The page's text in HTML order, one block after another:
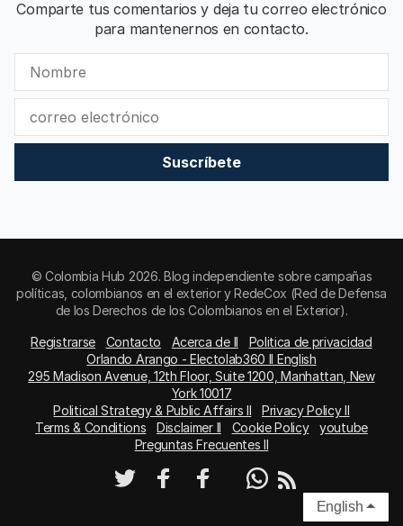
English
Comparte tus comentarios y deja tu correo electrónico
para mantenernos en contacto.
Suscríbete
© Colombia Hub 2026. Blog independiente sobre campañas
políticas, colombianos en el exterior y RedeCox (Red de Defensa
de los Derechos de los Colombianos en el Exterior).
Registrarse Contacto Acerca de II
Politica de privacidad
Orlando Arango - Electolab360 II English
295 Madison Avenue, 12th Floor, Suite 1200, Manhattan, New
York 10017
Political Strategy & Public Affairs II
Privacy Policy II
Terms & Conditions
Disclaimer II Cookie Policy
youtube
Preguntas Frecuentes II